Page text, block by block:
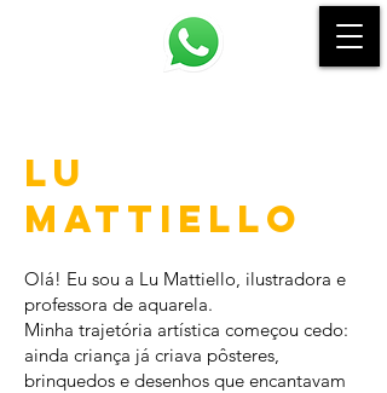
LU
MATTIELLO
Olá! Eu sou a Lu Mattiello, ilustradora e
professora de aquarela.
Minha trajetória artística começou cedo:
ainda criança já criava pôsteres,
brinquedos e desenhos que encantavam